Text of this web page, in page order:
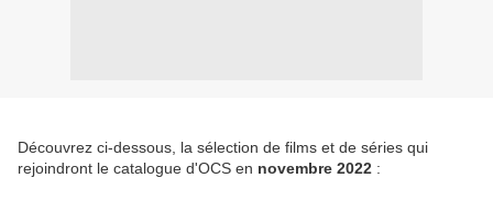
Découvrez ci-dessous, la sélection de films et de séries qui
rejoindront le catalogue d'OCS en novembre 2022 :